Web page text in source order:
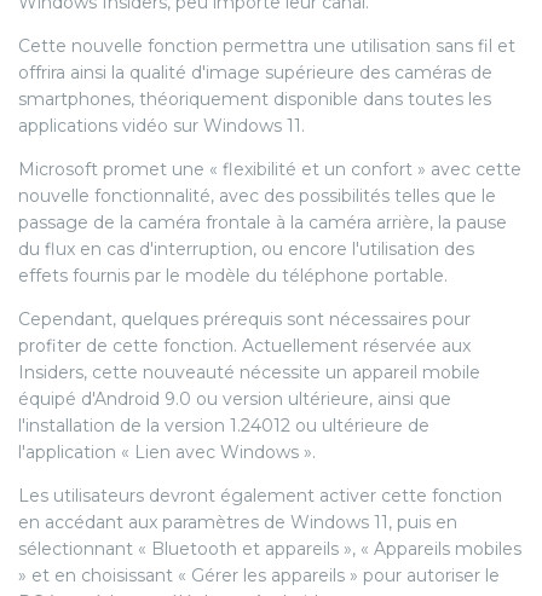
Cette nouvelle fonction permettra une utilisation sans fil et
offrira ainsi la qualité d'image supérieure des caméras de
smartphones, théoriquement disponible dans toutes les
applications vidéo sur Windows 11.
Microsoft promet une « flexibilité et un confort » avec cette
nouvelle fonctionnalité, avec des possibilités telles que le
passage de la caméra frontale à la caméra arrière, la pause
du flux en cas d'interruption, ou encore l'utilisation des
effets fournis par le modèle du téléphone portable.
Cependant, quelques prérequis sont nécessaires pour
profiter de cette fonction. Actuellement réservée aux
Insiders, cette nouveauté nécessite un appareil mobile
équipé d'Android 9.0 ou version ultérieure, ainsi que
l'installation de la version 1.24012 ou ultérieure de
l'application « Lien avec Windows ».
Les utilisateurs devront également activer cette fonction
en accédant aux paramètres de Windows 11, puis en
sélectionnant « Bluetooth et appareils », « Appareils mobiles
» et en choisissant « Gérer les appareils » pour autoriser le